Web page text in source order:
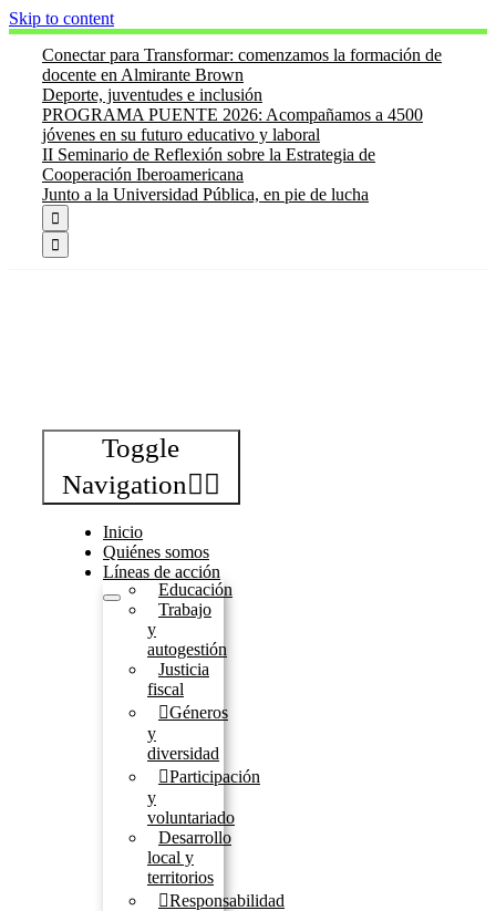
Skip to content
Conectar para Transformar: comenzamos la formación de
docente en Almirante Brown
Deporte, juventudes e inclusión
PROGRAMA PUENTE 2026: Acompañamos a 4500
jóvenes en su futuro educativo y laboral
II Seminario de Reflexión sobre la Estrategia de
Cooperación Iberoamericana
Junto a la Universidad Pública, en pie de lucha


Toggle
Navigation
Inicio
Quiénes somos
Líneas de acción
Educación
Trabajo
y
autogestión
Justicia
fiscal
Géneros
y
diversidad
Participación
y
voluntariado
Desarrollo
local y
territorios
Responsabilidad